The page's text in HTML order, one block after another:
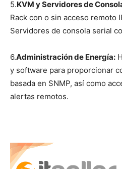
5.KVM y Servidores de
Rack con o sin acceso remoto
Servidores de consola serial
6.Administración de Energía:
y software para proporcionar
basada en SNMP, así como
alertas remotos.